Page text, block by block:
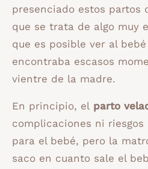
presenciado estos partos
que se trata de algo muy
que es posible ver al
encontraba escasos
vientre de la madre.
En principio, el parto
complicaciones ni
para el bebé, pero la
saco en cuanto sale el